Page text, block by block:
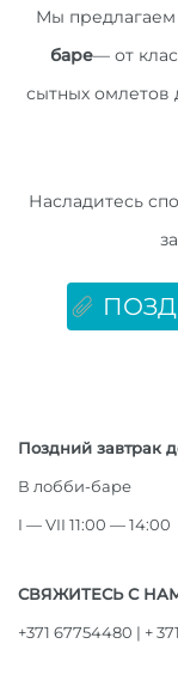
Мы предлагаем
баре— от
сытных омлетов
Насладитесь
Поздний завтрак
В лобби-баре
I — VII 11:00 — 14:00
СВЯЖИТЕСЬ С
+371 67754480 | +